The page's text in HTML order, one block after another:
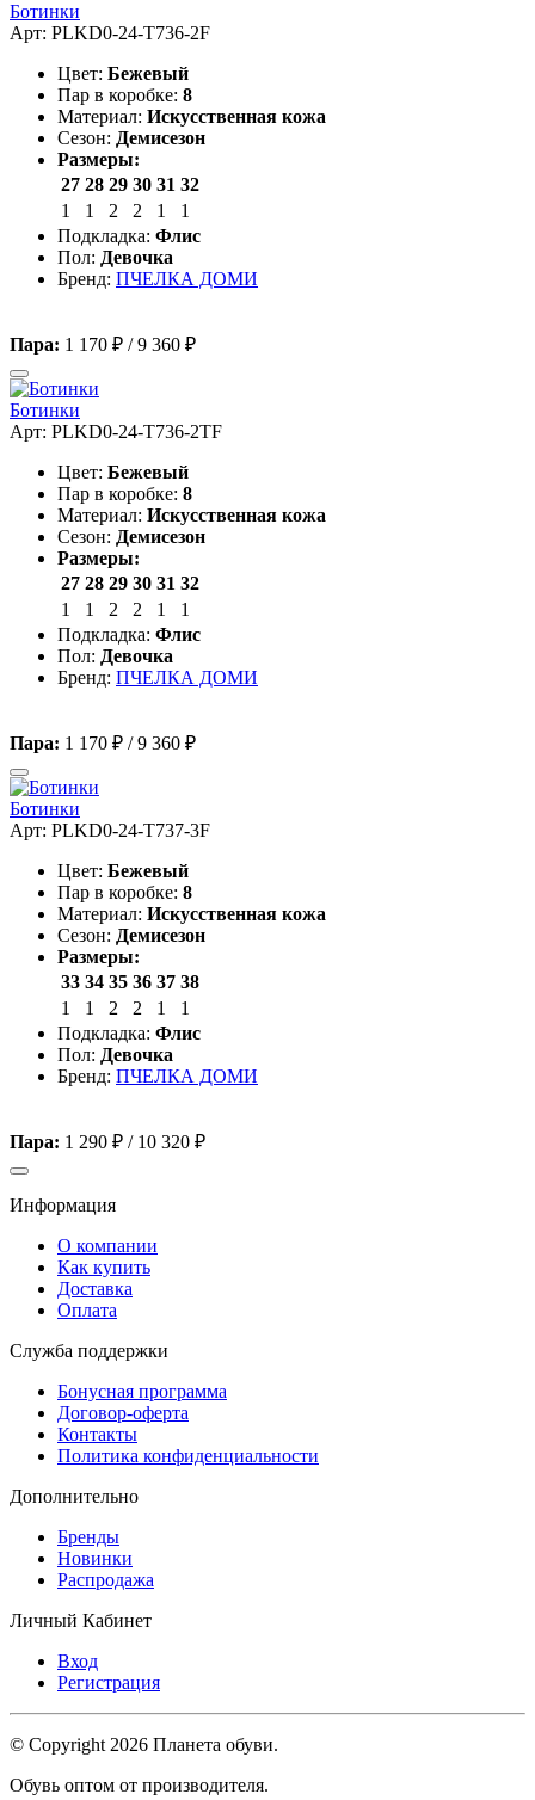
Ботинки
Арт: PLKD0-24-T736-2F
Цвет: Бежевый
Пар в коробке: 8
Материал: Искусственная кожа
Сезон: Демисезон
Размеры:
27 28 29 30 31 32
1
1 2 2 1
1
Подкладка: Флис
Пол: Девочка
Бренд: ПЧЕЛКА ДОМИ
Пара: 1 170 ₽ /9 360 ₽
Ботинки
Арт: PLKD0-24-T736-2TF
Цвет: Бежевый
Пар в коробке: 8
Материал: Искусственная кожа
Сезон: Демисезон
Размеры:
27 28 29 30 31 32
1
1 2 2 1
1
Подкладка: Флис
Пол: Девочка
Бренд: ПЧЕЛКА ДОМИ
Пара: 1 170 ₽ /9 360 ₽
Ботинки
Арт: PLKD0-24-T737-3F
Цвет: Бежевый
Пар в коробке: 8
Материал: Искусственная кожа
Сезон: Демисезон
Размеры:
33 34 35 36 37 38
1
1 2 2 1
1
Подкладка: Флис
Пол: Девочка
Бренд: ПЧЕЛКА ДОМИ
Пара: 1 290 ₽ / 10 320 ₽
Информация
О компании
Как купить
Доставка
Оплата
Служба поддержки
Бонусная программа
Договор-оферта
Контакты
Политика конфиденциальности
Дополнительно
Бренды
Новинки
Распродажа
Личный Кабинет
Вход
Регистрация
© Copyright 2026 Планета обуви.
Обувь оптом от производителя.